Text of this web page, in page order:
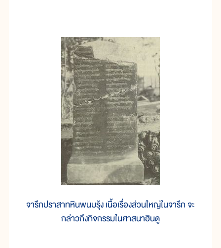
จารึกปราสาทหินพนมรุ้ง เนื้อเรื่องส่วนใหญ่ในจารึก จะ
กล่าวถึงกิจกรรมในศาสนาฮินดู